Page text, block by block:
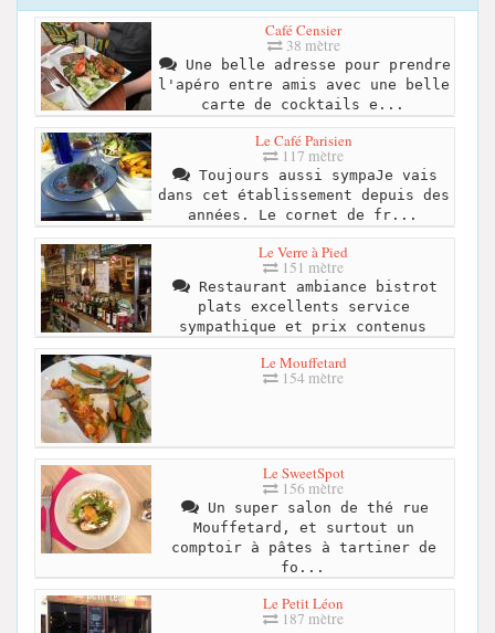
Café Censier
38 mètre
Une belle adresse pour prendre
l'apéro entre amis avec une belle
carte de cocktails e...
Le Café Parisien
117 mètre
Toujours aussi sympaJe vais
dans cet établissement depuis des
années. Le cornet de fr...
Le Verre à Pied
151 mètre
Restaurant ambiance bistrot
plats excellents service
sympathique et prix contenus
Le Mouffetard
154 mètre
Le SweetSpot
156 mètre
Un super salon de thé rue
Mouffetard, et surtout un
comptoir à pâtes à tartiner de
fo...
Le Petit Léon
187 mètre